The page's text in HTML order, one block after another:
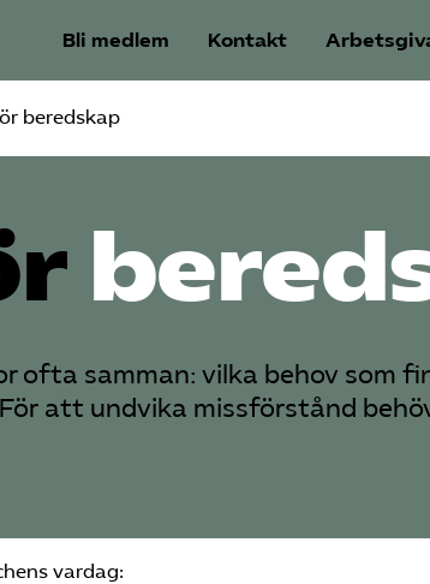
Bli medlem Kontakt
beredskap
ofta samman: vilka behov som
att undvika missförstånd
vardag: